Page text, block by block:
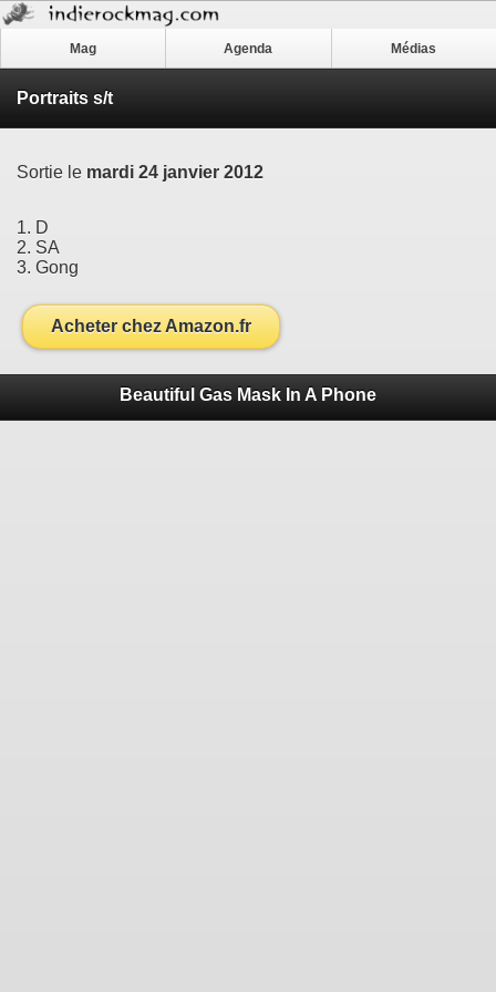
Mag Agenda Médias
Portraits s/t
Sortie le mardi 24 janvier 2012
1. D
2. SA
3. Gong
Acheter chez Amazon.fr
Beautiful Gas Mask In A Phone